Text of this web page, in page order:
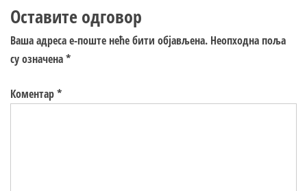
Оставите одговор
Ваша адреса е-поште неће бити објављена. Неопходна поља
су означена*
Коментар*